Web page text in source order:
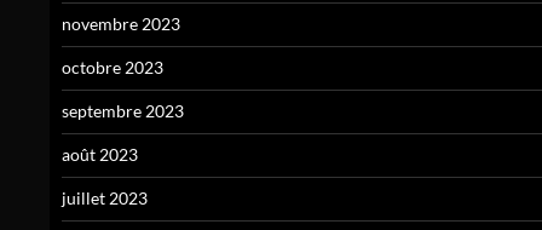
novembre 2023
octobre 2023
septembre 2023
août 2023
juillet 2023